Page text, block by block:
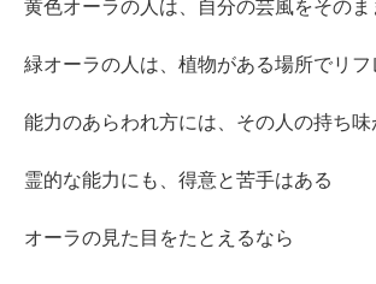
黄色オーラの人は、自分の芸風をそのま
緑オーラの人は、植物がある場所でリフ
能力のあらわれ方には、その人の持ち味
霊的な能力にも、得意と苦手はある
オーラの見た目をたとえるなら